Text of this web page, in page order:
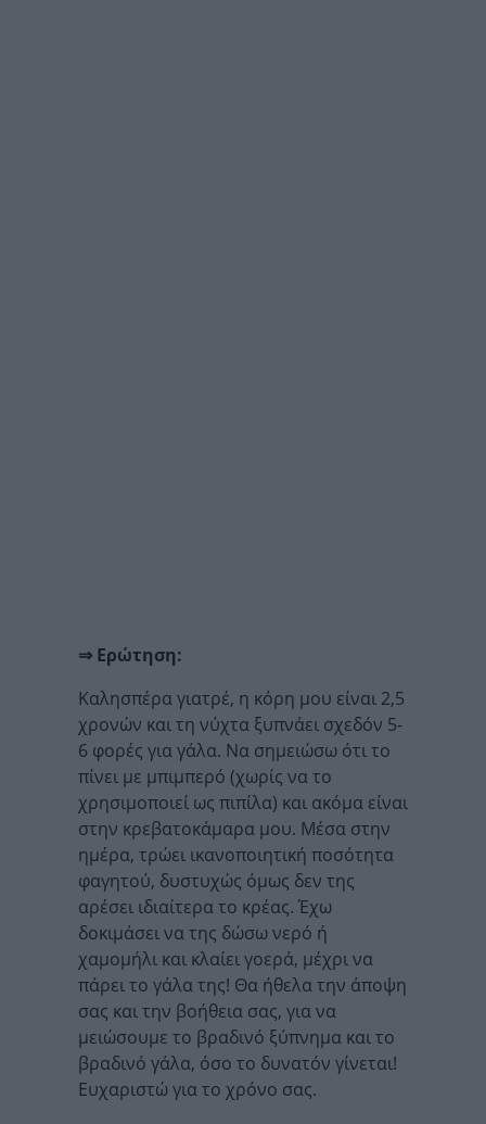
⇒ Ερώτηση:
Καλησπέρα γιατρέ, η κόρη μου είναι 2,5
χρονών και τη νύχτα ξυπνάει σχεδόν 5-
6 φορές για γάλα. Να σημειώσω ότι το
πίνει με μπιμπερό (χωρίς να το
χρησιμοποιεί ως πιπίλα) και ακόμα είναι
στην κρεβατοκάμαρα μου. Μέσα στην
ημέρα, τρώει ικανοποιητική ποσότητα
φαγητού, δυστυχώς όμως δεν της
αρέσει ιδιαίτερα το κρέας. Έχω
δοκιμάσει να της δώσω νερό ή
χαμομήλι και κλαίει γοερά, μέχρι να
πάρει το γάλα της! Θα ήθελα την άποψη
σας και την βοήθεια σας, για να
μειώσουμε το βραδινό ξύπνημα και το
βραδινό γάλα, όσο το δυνατόν γίνεται!
Ευχαριστώ για το χρόνο σας.